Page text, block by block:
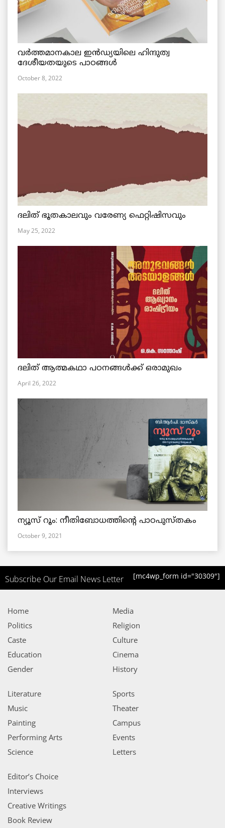
വര്‍ത്തമാനകാല ഇൻഡ്യയിലെ ഹിന്ദുത്വ
ദേശീയതയുടെ പാഠങ്ങൾ
October 8, 2022
ദലിത് ഭൂതകാലവും വരേണ്യ ഫെറ്റിഷിസവും
May 25, 2022
ദലിത് ആത്മകഥാ പഠനങ്ങൾക്ക് ഒരാമുഖം
April 26, 2022
ന്യൂസ് റൂം: നീതിബോധത്തിന്റെ പാഠപുസ്തകം
October 9, 2021
Subscribe Our Email News Letter [mc4wp_form id="30309"]
Home
Politics
Caste
Education
Gender
Media
Religion
Culture
Cinema
History
Literature
Music
Painting
Performing Arts
Science
Sports
Theater
Campus
Events
Letters
Editor’s Choice
Interviews
Creative Writings
Book Review